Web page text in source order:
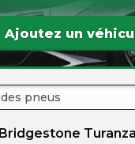
Ajoutez un